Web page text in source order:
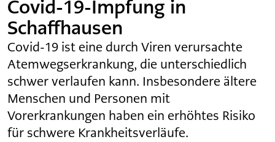
Covid-19-Impfung in
Schaffhausen
Covid-19 ist eine durch Viren verursachte
Atemwegserkrankung, die unterschiedlich
schwer verlaufen kann. Insbesondere ältere
Menschen und Personen mit
Vorerkrankungen haben ein erhöhtes Risiko
für schwere Krankheitsverläufe.